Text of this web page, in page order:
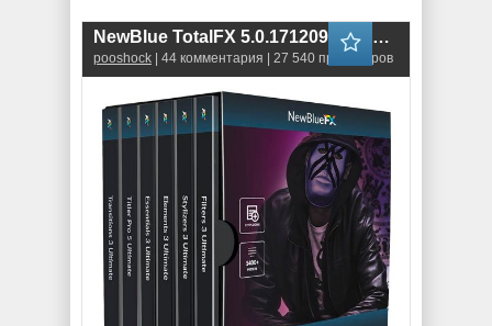
NewBlue TotalFX 5.0.171209 for Adobe (RePack)
pooshock | 44 комментария | 27 540 просмотров